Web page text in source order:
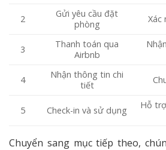
2
Gửi yêu cầu đặt
phòng
Xác
3
Thanh toán qua
Airbnb
4
Nhận thông tin chi
tiết
5 Check-in và sử dụng
Hỗ
Chuyển sang mục tiếp theo,